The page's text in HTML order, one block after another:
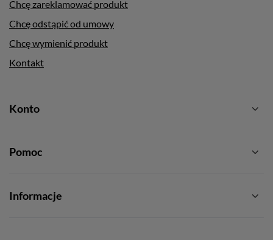
Chcę zareklamować produkt
Chcę odstąpić od umowy
Chcę wymienić produkt
Kontakt
Konto
Pomoc
Informacje